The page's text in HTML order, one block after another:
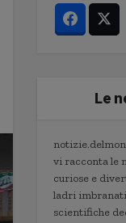
Le
vi racconta le
curiose e
ladri
scientifiche